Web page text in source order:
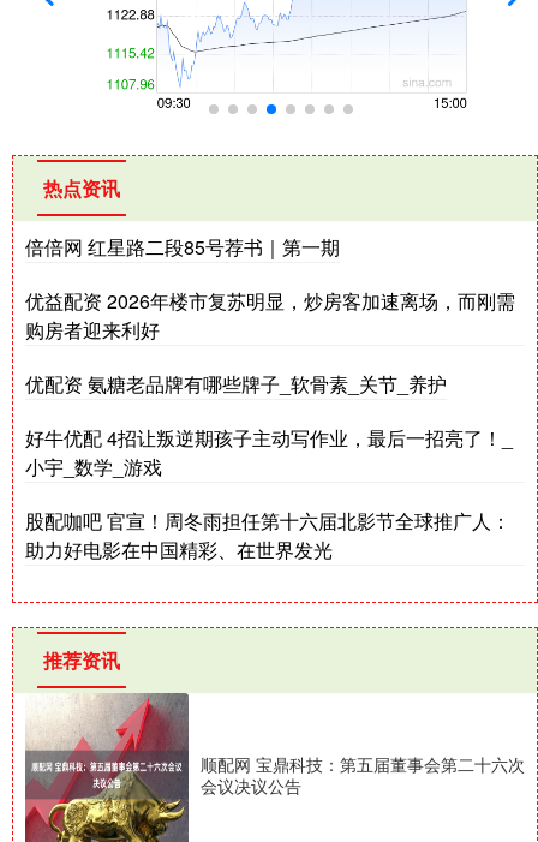
热点资讯
倍倍网 红星路二段85号荐书｜第一期
优益配资 2026年楼市复苏明显，炒房客加速离场，而刚需
购房者迎来利好
优配资 氨糖老品牌有哪些牌子_软骨素_关节_养护
好牛优配 4招让叛逆期孩子主动写作业，最后一招亮了！_
小宇_数学_游戏
股配咖吧 官宣！周冬雨担任第十六届北影节全球推广人：
助力好电影在中国精彩、在世界发光
推荐资讯
顺配网 宝鼎科技：第五届董事会第二十六次
会议决议公告